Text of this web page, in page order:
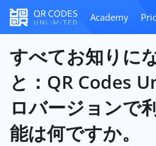
Academy
すべてお知りに
と：QR Codes
ロバージョンで
能は何ですか。